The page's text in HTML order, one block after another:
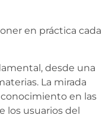
en práctica cada
desde una
La mirada
en las
los usuarios del